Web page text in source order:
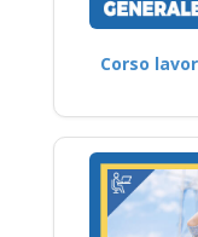
Corso